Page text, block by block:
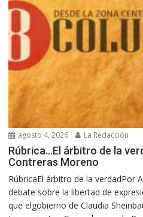
agosto 4, 2026 La Redacción
Rúbrica…El árbitro de la
Contreras Moreno
RúbricaEl árbitro de la verdadPor
debate sobre la libertad de
que elgobierno de Claudia